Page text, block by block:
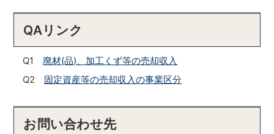
QAリンク
Q1 廃材(品)、加工くず等の売却収入
Q2 固定資産等の売却収入の事業区分
お問い合わせ先